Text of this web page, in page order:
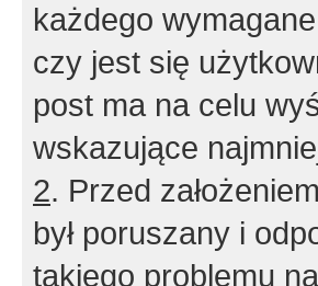
każdego
czy jest się
post ma na celu
wskazujące
2. Przed
był poruszany i
takiego problemu